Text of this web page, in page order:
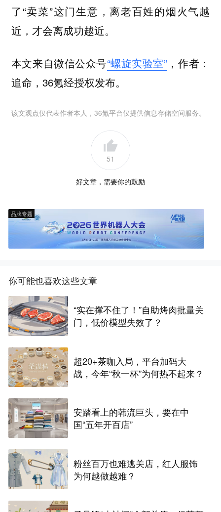
了“卖菜”这门生意，离老百姓的烟火气越
近，才会离成功越近。
本文来自微信公众号“螺旋实验室”，作者：
追命，36氪经授权发布。
该文观点仅代表作者本人，36氪平台仅提供信息存储空间服务。
51
好文章，需要你的鼓励
品牌专题
你可能也喜欢这些文章
“实在撑不住了！”自助烤肉批量关
门，低价模型失效了？
超20+茶咖入局，平台加码大
战，今年“秋一杯”为何热不起来？
安踏看上的韩流巨头，要在中
国“五年开百店”
粉丝百万也难逃关店，红人服饰
为何越做越难？